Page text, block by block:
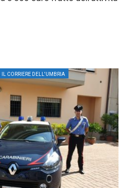
IL CORRIERE DELL'UMBRIA